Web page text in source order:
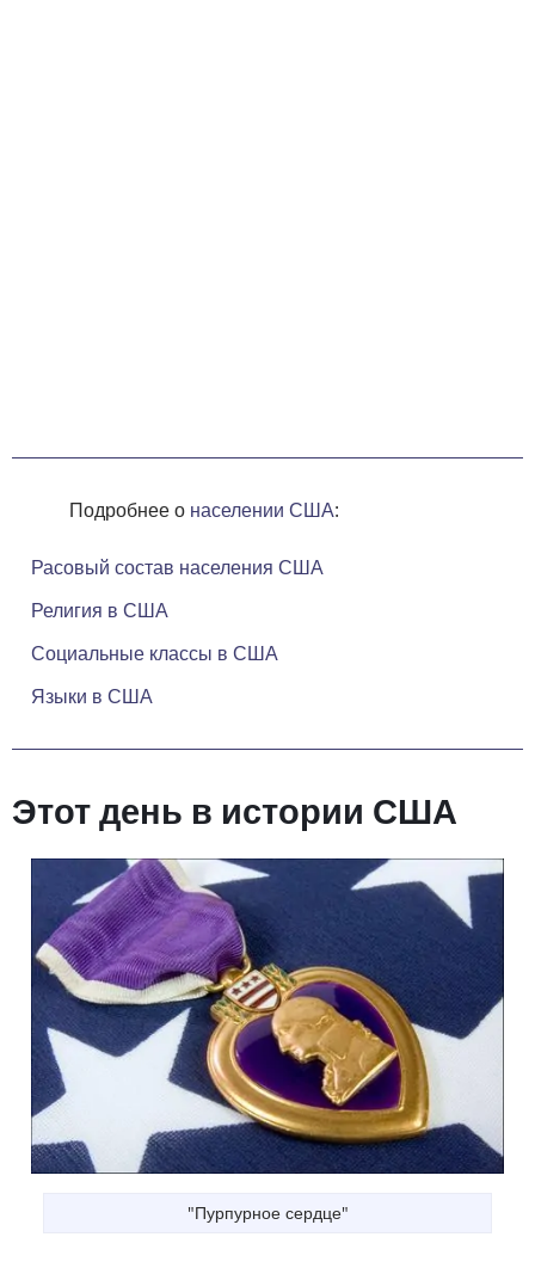
Подробнее о населении США:
Расовый состав населения США
Религия в США
Социальные классы в США
Языки в США
Этот день в истории США
"Пурпурное сердце"